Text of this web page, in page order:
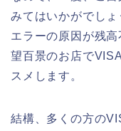
みてはいかがでし
エラーの原因が残
望百景のお店で
スメします。
結構、多くの方の